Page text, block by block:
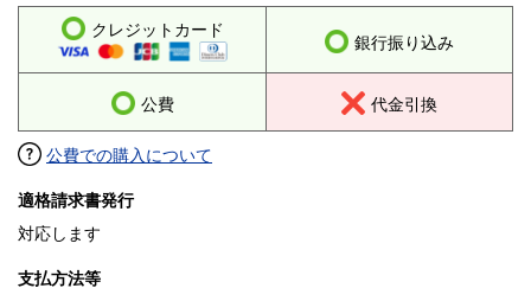
クレジットカード
銀行振り込み
公費 代金引換
公費での購入について
適格請求書発行
対応します
支払方法等